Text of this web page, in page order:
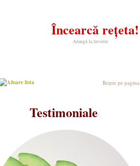
Încearcă rețeta!
Adaugă la favorite
Rețete pe pagina
Testimoniale